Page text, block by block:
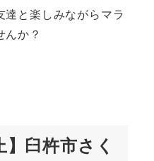
と楽しみながらマラ
んか？
】臼杵市さく